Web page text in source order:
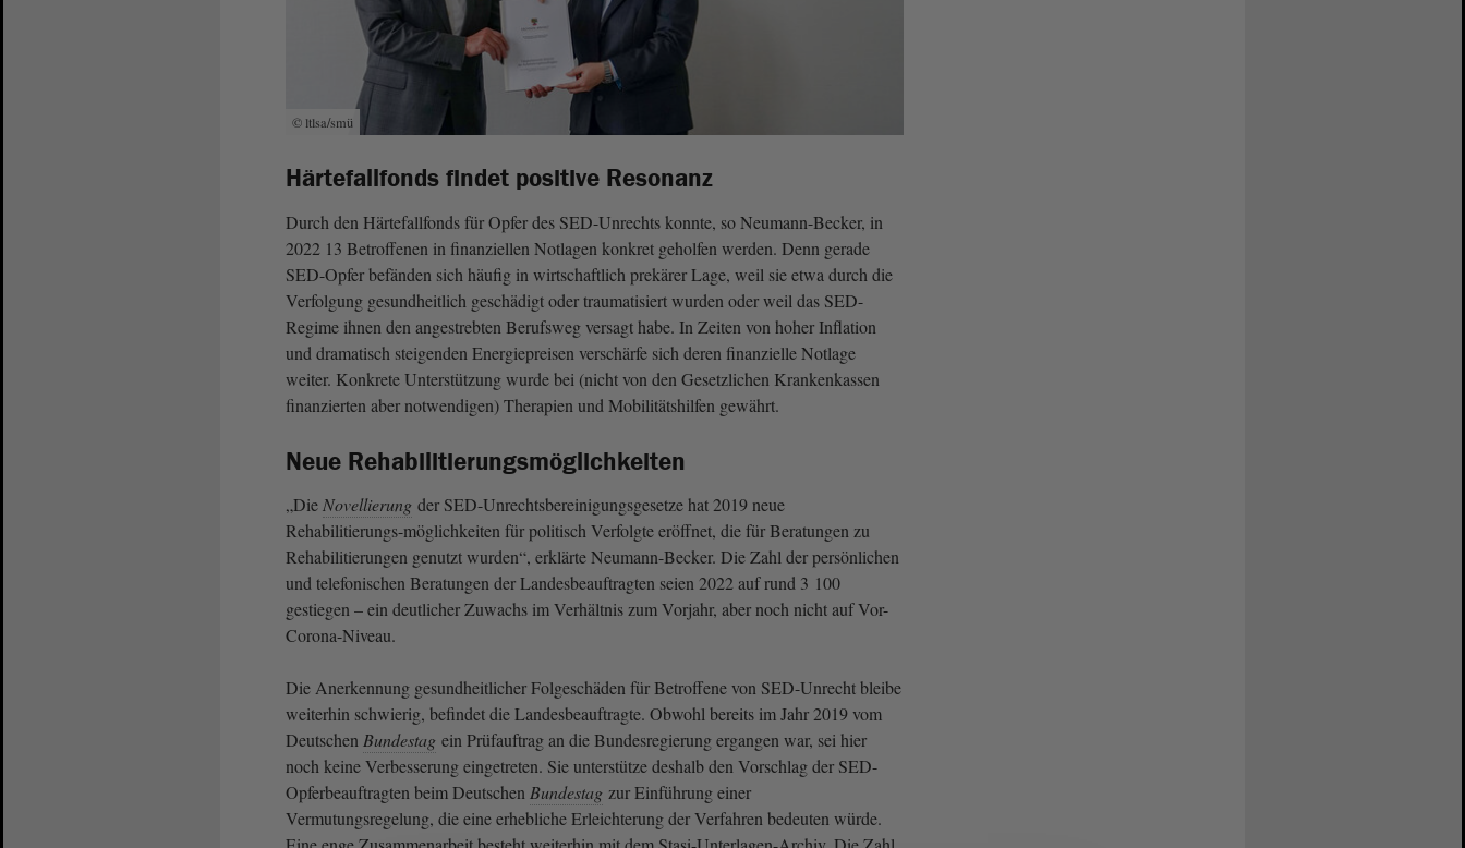
© ltlsa/smü
Härtefallfonds findet positive Resonanz
Durch den Härtefallfonds für Opfer des SED-Unrechts konnte, so Neumann-Becker, in
2022 13 Betroffenen in finanziellen Notlagen konkret geholfen werden. Denn gerade
SED-Opfer befänden sich häufig in wirtschaftlich prekärer Lage, weil sie etwa durch die
Verfolgung gesundheitlich geschädigt oder traumatisiert wurden oder weil das SED-
Regime ihnen den angestrebten Berufsweg versagt habe. In Zeiten von hoher Inflation
und dramatisch steigenden Energiepreisen verschärfe sich deren finanzielle Notlage
weiter. Konkrete Unterstützung wurde bei (nicht von den Gesetzlichen Krankenkassen
finanzierten aber notwendigen) Therapien und Mobilitätshilfen gewährt.
Neue Rehabilitierungsmöglichkeiten
„Die Novellierung der SED-Unrechtsbereinigungsgesetze hat 2019 neue
Rehabilitierungs-möglichkeiten für politisch Verfolgte eröffnet, die für Beratungen zu
Rehabilitierungen genutzt wurden“, erklärte Neumann-Becker. Die Zahl der persönlichen
und telefonischen Beratungen der Landesbeauftragten seien 2022 auf rund 3 100
gestiegen – ein deutlicher Zuwachs im Verhältnis zum Vorjahr, aber noch nicht auf Vor-
Corona-Niveau.
Die Anerkennung gesundheitlicher Folgeschäden für Betroffene von SED-Unrecht bleibe
weiterhin schwierig, befindet die Landesbeauftragte. Obwohl bereits im Jahr 2019 vom
Deutschen Bundestag ein Prüfauftrag an die Bundesregierung ergangen war, sei hier
noch keine Verbesserung eingetreten. Sie unterstütze deshalb den Vorschlag der SED-
Opferbeauftragten beim Deutschen Bundestag zur Einführung einer
Vermutungsregelung, die eine erhebliche Erleichterung der Verfahren bedeuten würde.